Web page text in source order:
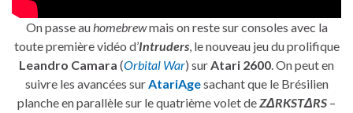
On passe auhomebrewmais on reste sur consoles avec la
toute première vidéo d’Intruders, le nouveau jeu du prolifique
Leandro Camara (Orbital War) surAtari 2600. On peut en
suivre les avancées surAtariAgesachant que le Brésilien
planche en parallèle sur le quatrième volet deZΔRKSTΔRS –